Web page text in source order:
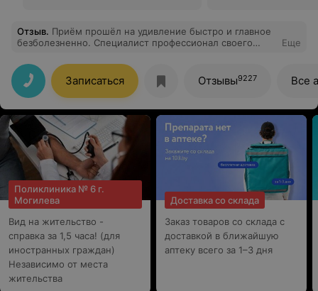
Отзыв. Приём прошёл на удивление быстро и главное
безболезненно. Специалист профессионал своего
Еще
Записаться Отзывы9227 Все
Поликлиника № 6 г.
Могилева
Вид на жительство -
справка за 1,5 часа! (для
иностранных граждан)
Независимо от места
жительства
Доставка со склада
Заказ товаров со склада с
доставкой в ближайшую
аптеку всего за 1–3 дня